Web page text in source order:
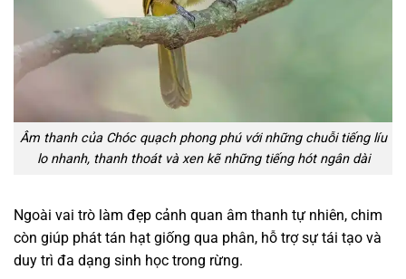
Âm thanh của Chóc quạch phong phú với những chuỗi tiếng líu
lo nhanh, thanh thoát và xen kẽ những tiếng hót ngân dài
Ngoài vai trò làm đẹp cảnh quan âm thanh tự nhiên, chim
còn giúp phát tán hạt giống qua phân, hỗ trợ sự tái tạo và
duy trì đa dạng sinh học trong rừng.